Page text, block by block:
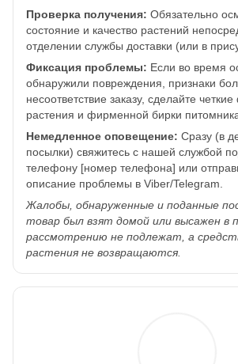
Проверка получения: Обязательно
состояние и качество растений
отделении службы доставки (или в
Фиксация проблемы: Если во время
обнаружили повреждения, признаки
несоответствие заказу, сделайте
растения и фирменной бирки
Немедленное оповещение: Сразу (в
посылки) свяжитесь с нашей службой
телефону [номер телефона] или
описание проблемы в Viber/Telegram.
Жалобы, обнаруженные и поданные
товар был взят домой или высажен в
рассмотрению не подлежат, а
растения не возвращаются.